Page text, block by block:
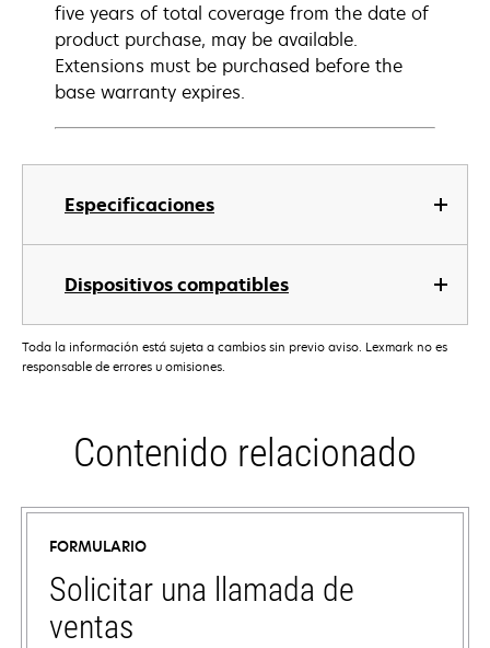
Especificaciones
Dispositivos compatibles
five years of total coverage from the date of
product purchase, may be available.
Extensions must be purchased before the
base warranty expires.
Toda la información está sujeta a cambios sin previo aviso. Lexmark no es
responsable de errores u omisiones.
Contenido relacionado
FORMULARIO
Solicitar una llamada de
ventas